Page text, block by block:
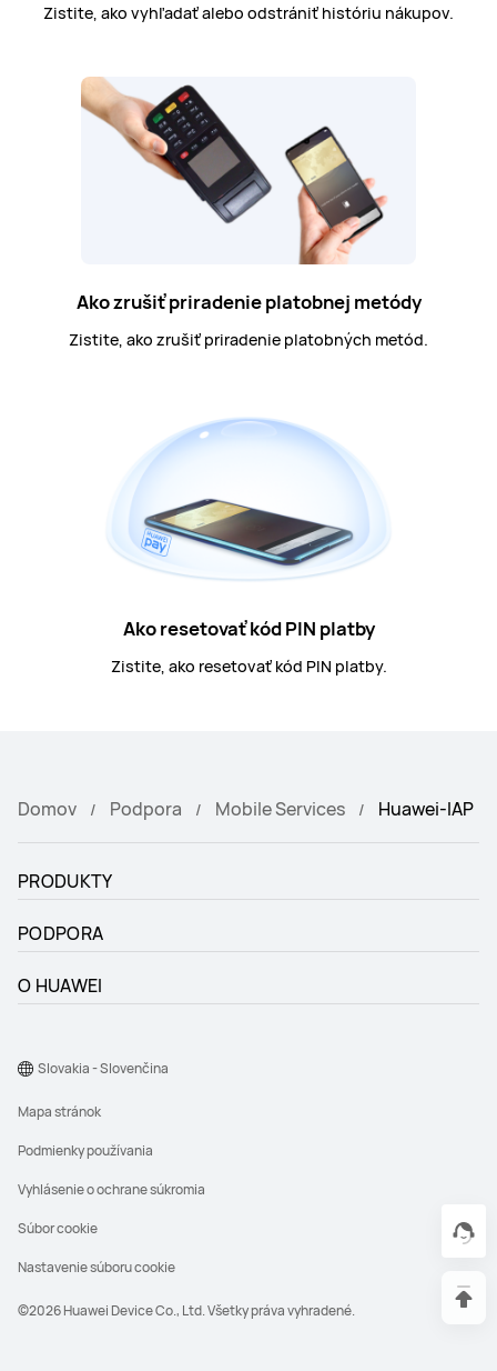
Zistite, ako vyhľadať alebo odstrániť históriu nákupov.
Ako zrušiť priradenie platobnej metódy
Zistite, ako zrušiť priradenie platobných metód.
Ako resetovať kód PIN platby
Zistite, ako resetovať kód PIN platby.
Domov Podpora Mobile Services Huawei-IAP
PRODUKTY
PODPORA
O HUAWEI
©2026 Huawei Device Co., Ltd. Všetky práva vyhradené.
Mapa stránok
Podmienky používania
Vyhlásenie o ochrane súkromia
Súbor cookie
Nastavenie súboru cookie
Slovakia - Slovenčina